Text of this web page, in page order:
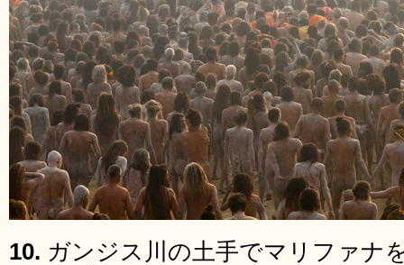
10. ガンジス川の土手でマリファナ